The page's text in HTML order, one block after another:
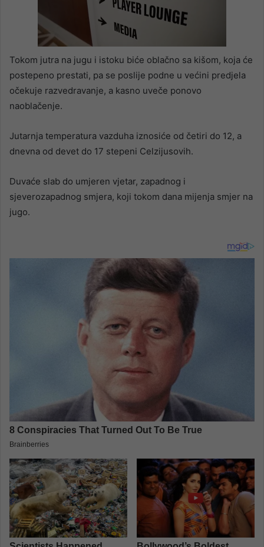
Tokom jutra na jugu i istoku biće oblačno sa kišom, koja će
postepeno prestati, pa se poslije podne u većini predjela
očekuje razvedravanje, a kasno uveče ponovo
naoblačenje.
Jutarnja temperatura vazduha iznosiće od četiri do 12, a
dnevna od devet do 17 stepeni Celzijusovih.
Duvaće slab do umjeren vjetar, zapadnog i
sjeverozapadnog smjera, koji tokom dana mijenja smjer na
jugo.